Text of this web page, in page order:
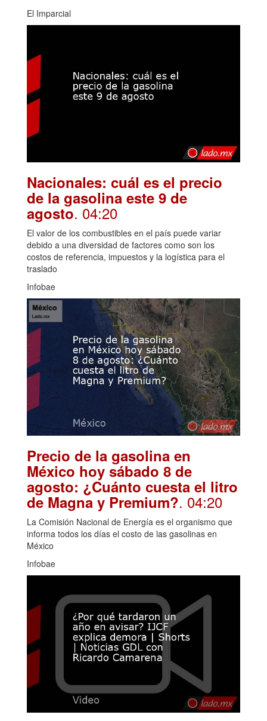
El Imparcial
Nacionales: cuál es el precio
de la gasolina este 9 de
agosto. 04:20
El valor de los combustibles en el país puede variar
debido a una diversidad de factores como son los
costos de referencia, impuestos y la logística para el
traslado
Infobae
Precio de la gasolina en
México hoy sábado 8 de
agosto: ¿Cuánto cuesta el litro
de Magna y Premium?. 04:20
La Comisión Nacional de Energía es el organismo que
informa todos los días el costo de las gasolinas en
México
Infobae